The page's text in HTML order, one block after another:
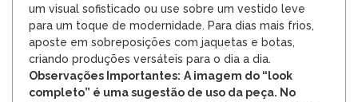
um visual sofisticado ou use sobre um vestido leve
para um toque de modernidade. Para dias mais frios,
aposte em sobreposições com jaquetas e botas,
criando produções versáteis para o dia a dia.
Observações Importantes: A imagem do “look
completo” é uma sugestão de uso da peça. No